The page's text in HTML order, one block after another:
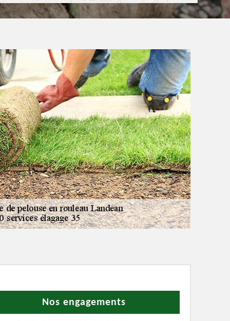
Nos engagements